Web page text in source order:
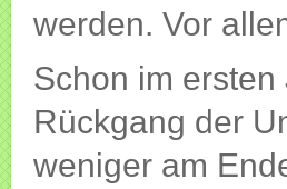
werden. Vor
Schon im
Rückgang der
weniger am